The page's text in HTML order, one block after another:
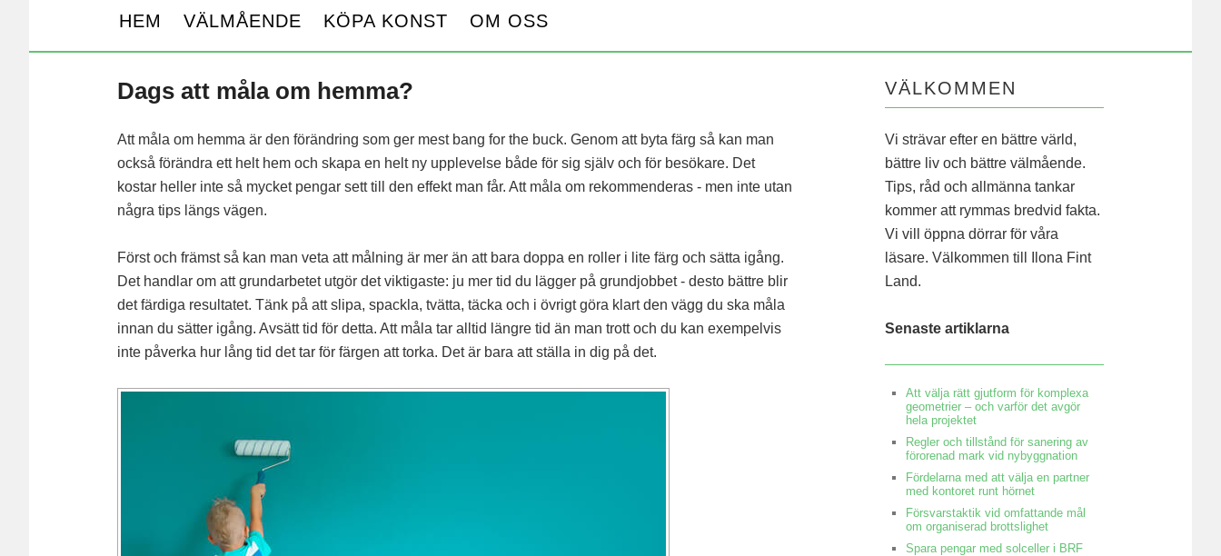
HEM VÄLMÅENDE KÖPA KONST OM OSS
Dags att måla om hemma?
Att måla om hemma är den förändring som ger mest bang for the buck. Genom att byta färg så kan man
också förändra ett helt hem och skapa en helt ny upplevelse både för sig själv och för besökare. Det
kostar heller inte så mycket pengar sett till den effekt man får. Att måla om rekommenderas - men inte utan
några tips längs vägen.
Först och främst så kan man veta att målning är mer än att bara doppa en roller i lite färg och sätta igång.
Det handlar om att grundarbetet utgör det viktigaste: ju mer tid du lägger på grundjobbet - desto bättre blir
det färdiga resultatet. Tänk på att slipa, spackla, tvätta, täcka och i övrigt göra klart den vägg du ska måla
innan du sätter igång. Avsätt tid för detta. Att måla tar alltid längre tid än man trott och du kan exempelvis
inte påverka hur lång tid det tar för färgen att torka. Det är bara att ställa in dig på det.
VÄLKOMMEN
Vi strävar efter en bättre värld,
bättre liv och bättre välmående.
Tips, råd och allmänna tankar
kommer att rymmas bredvid fakta.
Vi vill öppna dörrar för våra
läsare. Välkommen till Ilona Fint
Land.
Senaste artiklarna
Att välja rätt gjutform för komplexa
geometrier – och varför det avgör
hela projektet
Regler och tillstånd för sanering av
förorenad mark vid nybyggnation
Fördelarna med att välja en partner
med kontoret runt hörnet
Försvarstaktik vid omfattande mål
om organiserad brottslighet
Spara pengar med solceller i BRF